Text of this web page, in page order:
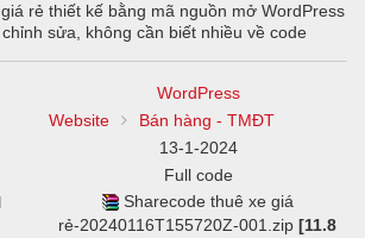
rẻ thiết kế bằng mã nguồn mở WordPress
sửa, không cần biết nhiều về code
WordPress
Website
Bán hàng - TMĐT
13-1-2024
Full code
Sharecode thuê xe giá
rẻ-20240116T155720Z-001.zip[11.8